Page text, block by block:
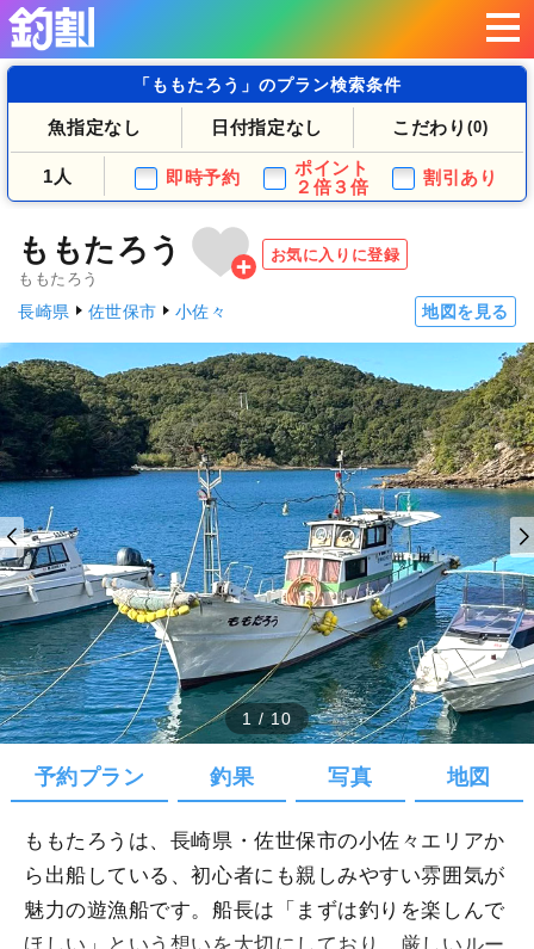
「ももたろう」のプラン検索条件
魚指定なし 日付指定なし こだわり (0)
1人 即時予約
ポイント
２倍３倍
割引あり
ももたろう
ももたろう
お気に入りに登録
長崎県 佐世保市 小佐々 地図を見る
1 /10
予約プラン 釣果 写真 地図
ももたろうは、長崎県・佐世保市の小佐々エリアか
ら出船している、初心者にも親しみやすい雰囲気が
魅力の遊漁船です。船長は「まずは釣りを楽しんで
ほしい」という想いを大切にしており、厳しいルー